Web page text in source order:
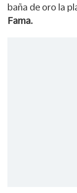
baña de oro la
Fama.